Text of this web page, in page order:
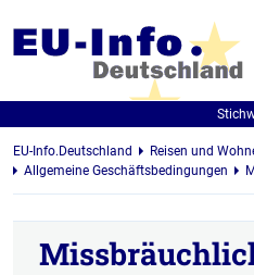
EU-Info.Deutschland Reisen und
Allgemeine Geschäftsbedingungen